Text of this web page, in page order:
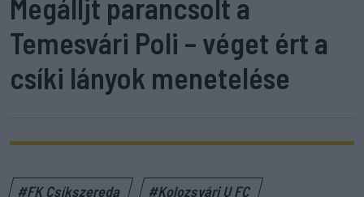
Megálljt parancsolt a
Temesvári Poli – véget ért a
csíki lányok menetelése
#FK Csíkszereda #Kolozsvári U FC